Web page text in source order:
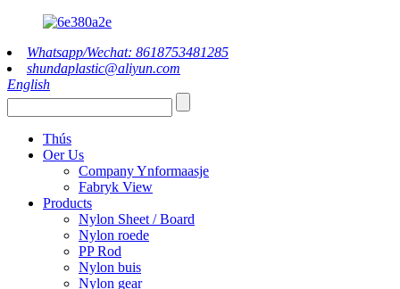
Whatsapp/Wechat: 8618753481285
shundaplastic@aliyun.com
English
Thús
Oer Us
Company Ynformaasje
Fabryk View
Products
Nylon Sheet / Board
Nylon roede
PP Rod
Nylon buis
Nylon gear